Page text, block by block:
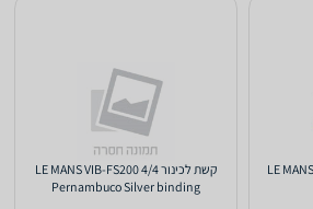
קשת לכינור 4/4 LE MANS VIB-FS200
Pernambuco Silver binding